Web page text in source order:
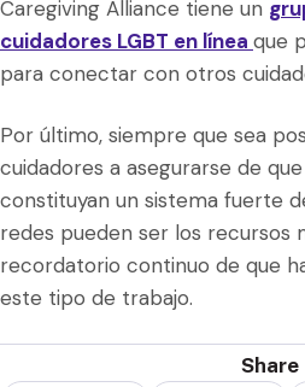
Caregiving Alliance tiene un
cuidadores LGBT en línea que
para conectar con otros
Por último, siempre que sea
cuidadores a asegurarse de
constituyan un sistema fuerte
redes pueden ser los recursos
recordatorio continuo de que
este tipo de trabajo.
Share